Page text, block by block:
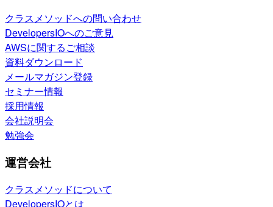
クラスメソッドへの問い合わせ
DevelopersIOへのご意見
AWSに関するご相談
資料ダウンロード
メールマガジン登録
セミナー情報
採用情報
会社説明会
勉強会
運営会社
クラスメソッドについて
DevelopersIOとは